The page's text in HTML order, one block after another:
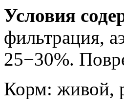
Условия
фильтрация,
25−30%.
Корм: живой,